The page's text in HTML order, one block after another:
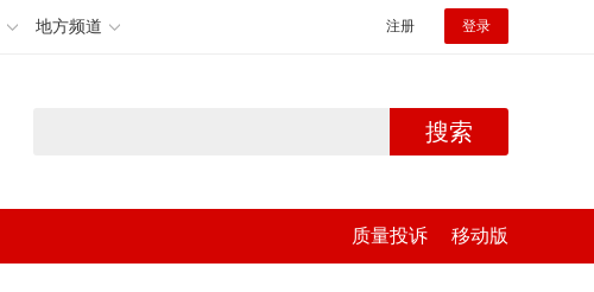
地方频道 注册 登录
搜索
质量投诉 移动版